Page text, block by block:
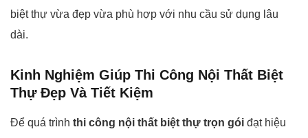
biệt thự vừa đẹp vừa phù hợp với nhu cầu sử dụng lâu
dài.
Kinh Nghiệm Giúp Thi Công Nội Thất Biệt
Thự Đẹp Và Tiết Kiệm
Để quá trình thi công nội thất biệt thự trọn gói đạt hiệu